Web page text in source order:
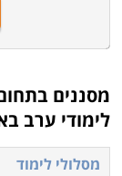
מסננים
לימודי ערב
מסלולי לימוד